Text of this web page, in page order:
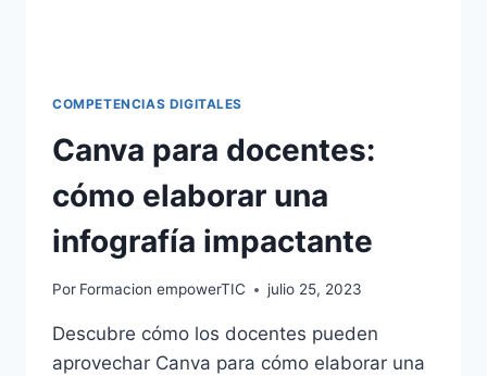
COMPETENCIAS DIGITALES
Canva para docentes:
cómo elaborar una
infografía impactante
Por Formacion empowerTIC julio 25, 2023
Descubre cómo los docentes pueden
aprovechar Canva para cómo elaborar una